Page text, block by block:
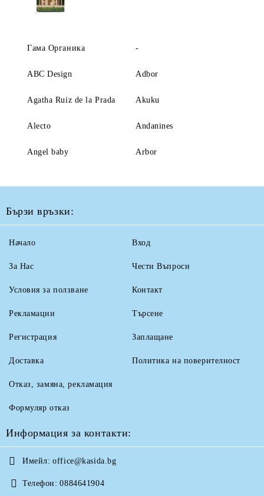
Гама Органика -
ABC Design Adbor
Agatha Ruiz de la Prada Akuku
Alecto Andanines
Angel baby Arbor
Бързи връзки:
Начало
За Нас
Условия за ползване
Рекламации
Вход
Чести Въпроси
Контакт
Търсене
Регистрация
Доставка
Отказ, замяна, рекламация
Формуляр отказ
Заплащане
Политика на поверителност
Информация за контакти:
Имейл: office@kasida.bg
Телефон: 0884641904